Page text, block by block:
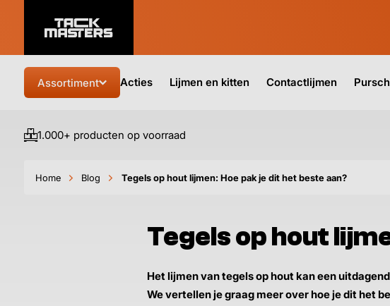
Assortiment Acties Lijmen en kitten Contactlijmen
1.000+ producten op voorraad
Home Blog Tegels op hout lijmen: Hoe pak je dit het beste aan?
Tegels op hout
Het lijmen van tegels op hout kan een
We vertellen je graag meer over hoe je dit het